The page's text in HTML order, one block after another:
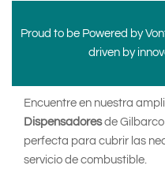
Mexico
Español
Proud to be Powered by
driven by
Encuentre en nuestra
Dispensadoresde Gilbarco
perfecta para cubrir las
servicio de combustible.